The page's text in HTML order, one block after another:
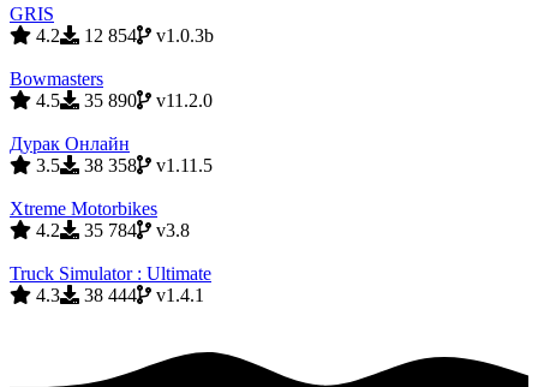
GRIS
4.2
12 854 v1.0.3b
Bowmasters
4.5
35 890 v11.2.0
Дурак Онлайн
3.5
38 358 v1.11.5
Xtreme Motorbikes
4.2
35 784 v3.8
Truck Simulator : Ultimate
4.3
38 444 v1.4.1